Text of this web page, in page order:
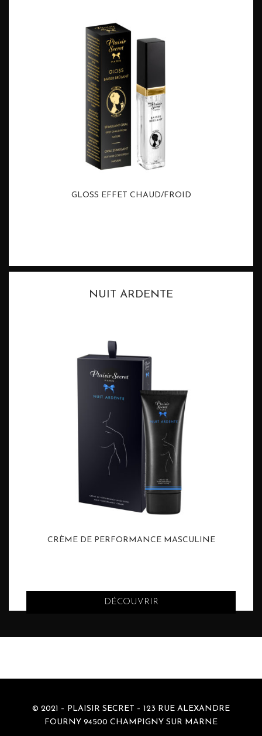
GLOSS EFFET CHAUD/FROID
DÉCOUVRIR
NUIT ARDENTE
CRÈME DE PERFORMANCE MASCULINE
DÉCOUVRIR
© 2021 – PLAISIR SECRET – 123 RUE ALEXANDRE
FOURNY 94500 CHAMPIGNY SUR MARNE